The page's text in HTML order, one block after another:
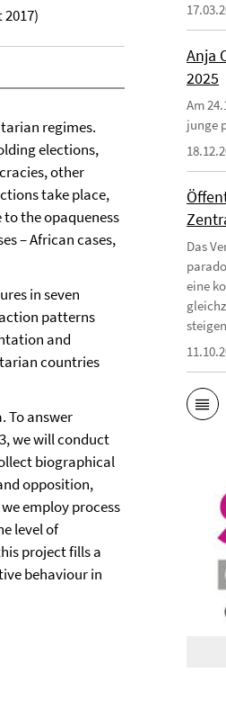
regimes.
elections,
other
take place,
the opaqueness
– African cases,
in seven
patterns
and
countries
To answer
we will conduct
biographical
opposition,
employ process
level of
project fills a
behaviour in
Anja
2025
Am
junge
Das
eine